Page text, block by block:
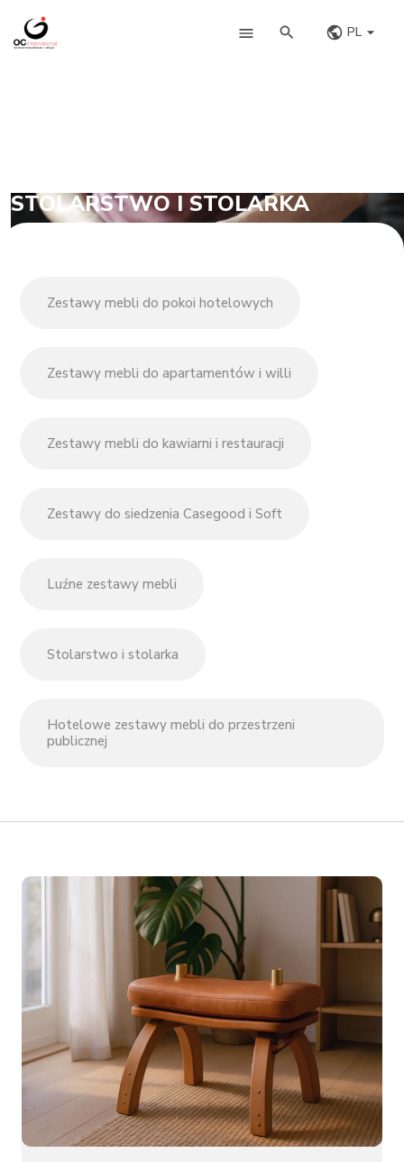
PL
STOLARSTWO I STOLARKA
Zestawy mebli do pokoi hotelowych
Zestawy mebli do apartamentów i willi
Zestawy mebli do kawiarni i restauracji
Zestawy do siedzenia Casegood i Soft
Luźne zestawy mebli
Stolarstwo i stolarka
Hotelowe zestawy mebli do przestrzeni
publicznej